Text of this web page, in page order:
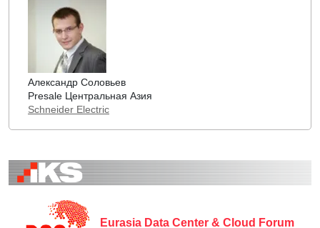
Александр Соловьев
Presale Центральная Азия
Schneider Electric
Eurasia Data Center & Cloud Forum